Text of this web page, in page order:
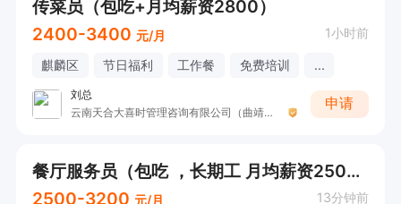
传菜员（包吃+月均薪资2800）
2400-3400 元/月 1小时前
麒麟区 节日福利 工作餐 免费培训 ...
刘总
云南天合大喜时管理咨询有限公司（曲靖天合喜宴）
申请
餐厅服务员（包吃 ，长期工 月均薪资2500以上）
2500-3200 元/月 13分钟前